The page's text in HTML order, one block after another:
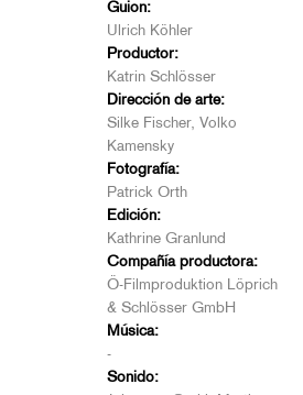
Guion:
Ulrich Köhler
Productor:
Katrin Schlösser
Dirección de arte:
Silke Fischer, Volko
Kamensky
Fotografía:
Patrick Orth
Edición:
Kathrine Granlund
Compañía productora:
Ö-Filmproduktion Löprich
& Schlösser GmbH
Música:
-
Sonido: